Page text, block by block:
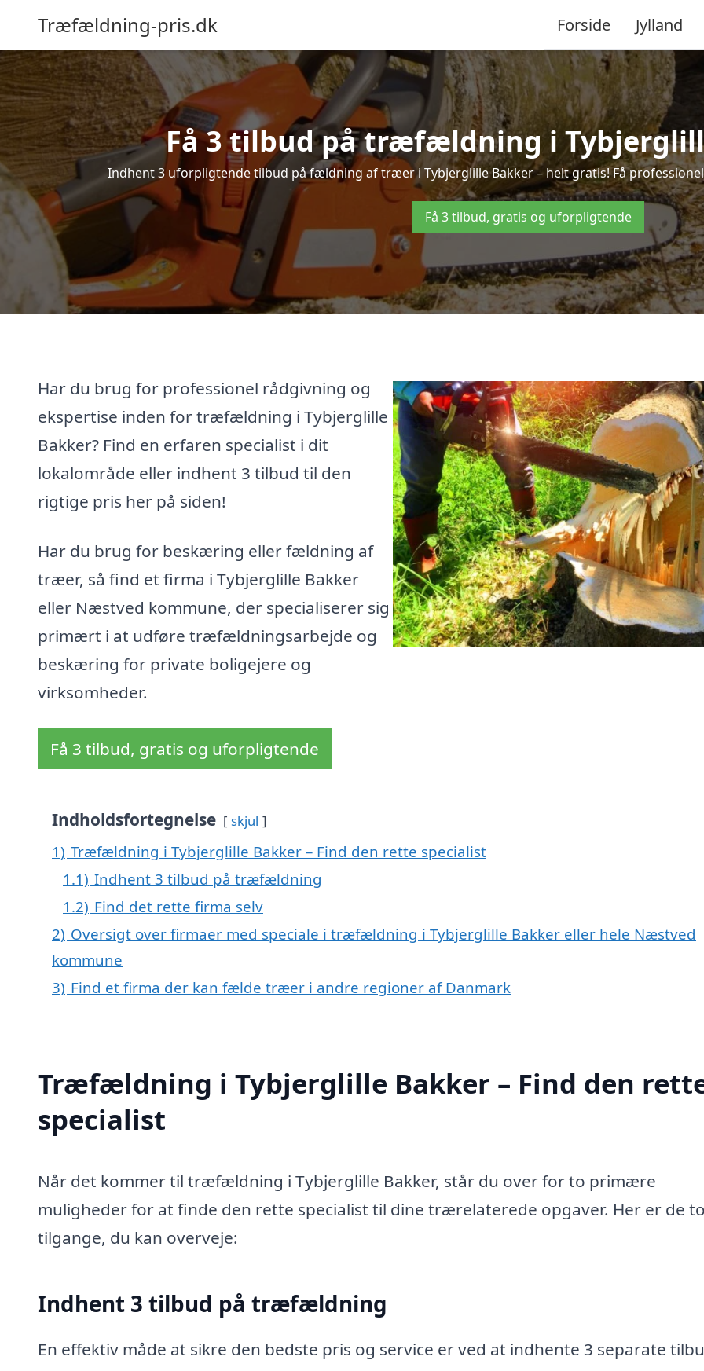
Træfældning-pris.dk Forside Jylland
Få 3 tilbud på træfældning i
Indhent 3 uforpligtende tilbud på fældning af træer i Tybjerglille Bakker – helt gratis! Få
Få 3 tilbud, gratis og uforpligtende
Har du brug for professionel rådgivning og
ekspertise inden for træfældning i Tybjerglille
Bakker? Find en erfaren specialist i dit
lokalområde eller indhent 3 tilbud til den
rigtige pris her på siden!
Har du brug for beskæring eller fældning af
træer, så find et firma i Tybjerglille Bakker
eller Næstved kommune, der specialiserer sig
primært i at udføre træfældningsarbejde og
beskæring for private boligejere og
virksomheder.
Få 3 tilbud, gratis og uforpligtende
Indholdsfortegnelse skjul
1) Træfældning i Tybjerglille Bakker – Find den rette specialist
1.1) Indhent 3 tilbud på træfældning
1.2) Find det rette firma selv
2) Oversigt over firmaer med speciale i træfældning i Tybjerglille Bakker eller hele Næstved
kommune
3) Find et firma der kan fælde træer i andre regioner af Danmark
Træfældning i Tybjerglille Bakker – Find den
specialist
Når det kommer til træfældning i Tybjerglille Bakker, står du over for to primære
muligheder for at finde den rette specialist til dine trærelaterede opgaver. Her er de to
tilgange, du kan overveje:
Indhent 3 tilbud på træfældning
En effektiv måde at sikre den bedste pris og service er ved at indhente 3 separate